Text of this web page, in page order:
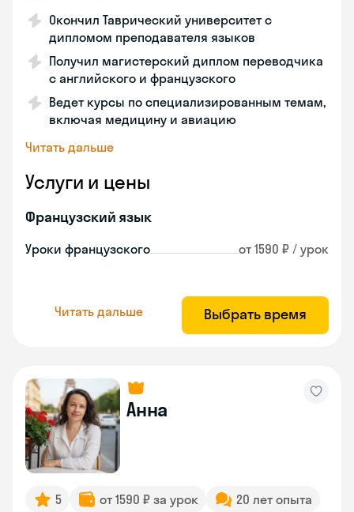
Окончил Таврический университет с
дипломом преподавателя языков
Получил магистерский диплом переводчика
с английского и французского
Ведет курсы по специализированным темам,
включая медицину и авиацию
Читать дальше
Услуги и цены
Французский язык
Уроки французского от 1590 ₽ / урок
Читать дальше Выбрать время
Анна
5 от 1590 ₽ за урок 20 лет опыта